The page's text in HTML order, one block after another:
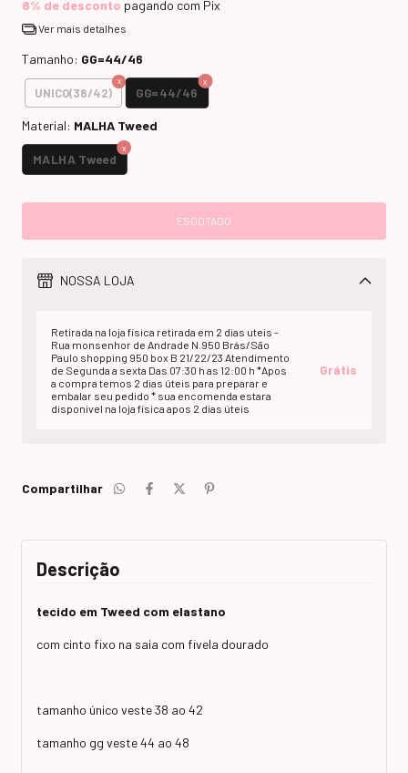
8% de desconto pagando com Pix
Ver mais detalhes
Tamanho: GG=44/46
UNICO(38/42) GG=44/46
Material: MALHA Tweed
MALHA Tweed
NOSSA LOJA
Retirada na loja fisica retirada em 2 dias uteis -
Rua monsenhor de Andrade N.950 Brás/São
Paulo shopping 950 box B 21/22/23 Atendimento
de Segunda a sexta Das 07:30 h as 12:00 h *Apos
a compra temos 2 dias úteis para preparar e
embalar seu pedido * sua encomenda estara
disponivel na loja fisica apos 2 dias úteis
Grátis
Compartilhar
Descrição
tecido em Tweed com elastano
com cinto fixo na saia com fivela dourado
tamanho único veste 38 ao 42
tamanho gg veste 44 ao 48